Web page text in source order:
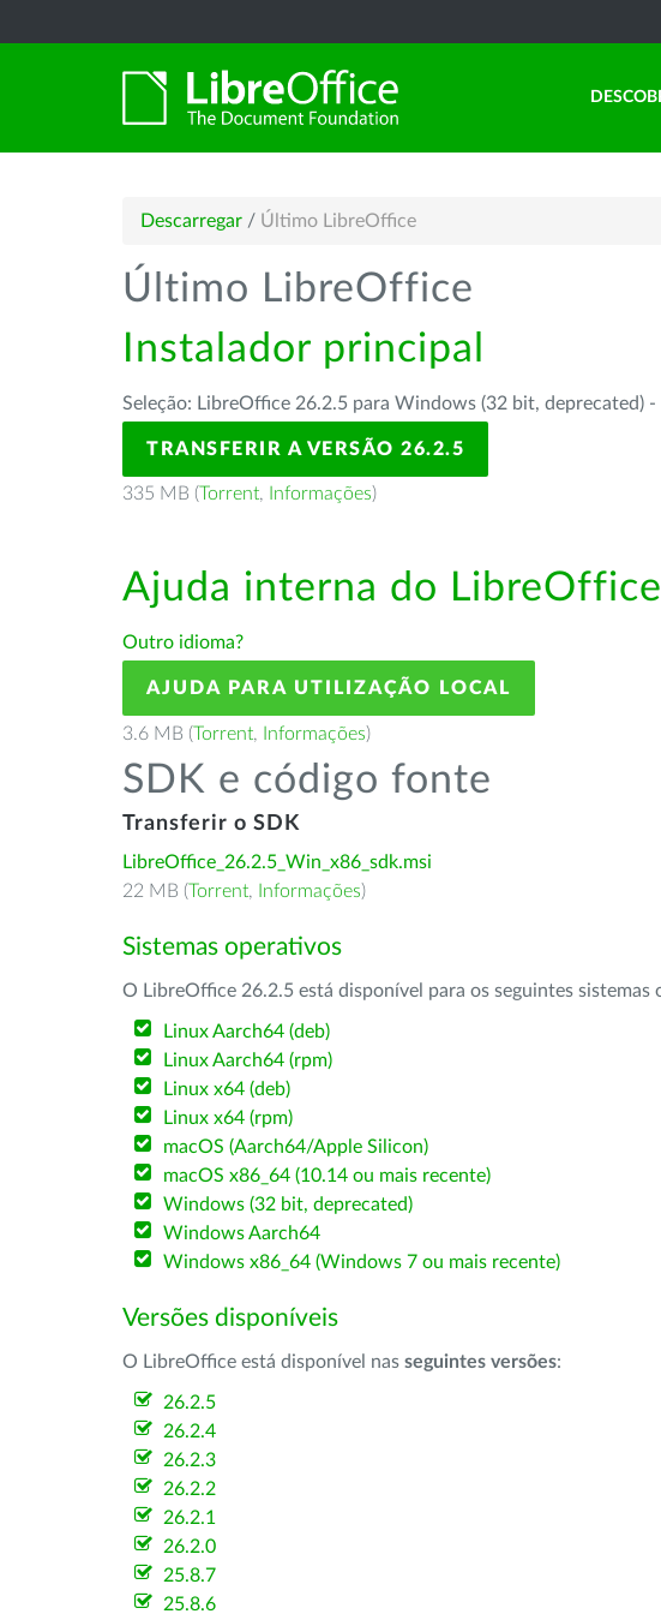
Descarregar / Último LibreOffice
Último LibreOffice
Instalador principal
Seleção: LibreOffice 26.2.5 para Windows (32 bit, deprecated) -
TRANSFERIR A VERSÃO 26.2.5
335 MB (Torrent, Informações)
Ajuda interna do
Outro idioma?
AJUDA PARA UTILIZAÇÃO LOCAL
3.6 MB (Torrent, Informações)
SDK e código fonte
Transferir o SDK
LibreOffice_26.2.5_Win_x86_sdk.msi
22 MB (Torrent, Informações)
Sistemas operativos
O LibreOffice 26.2.5 está disponível para os seguintes sistemas
Linux Aarch64 (deb)
Linux Aarch64 (rpm)
Linux x64 (deb)
Linux x64 (rpm)
macOS (Aarch64/Apple Silicon)
macOS x86_64 (10.14 ou mais recente)
Windows (32 bit, deprecated)
Windows Aarch64
Windows x86_64 (Windows 7 ou mais recente)
Versões disponíveis
O LibreOffice está disponível nas seguintes versões:
26.2.5
26.2.4
26.2.3
26.2.2
26.2.1
26.2.0
25.8.7
25.8.6